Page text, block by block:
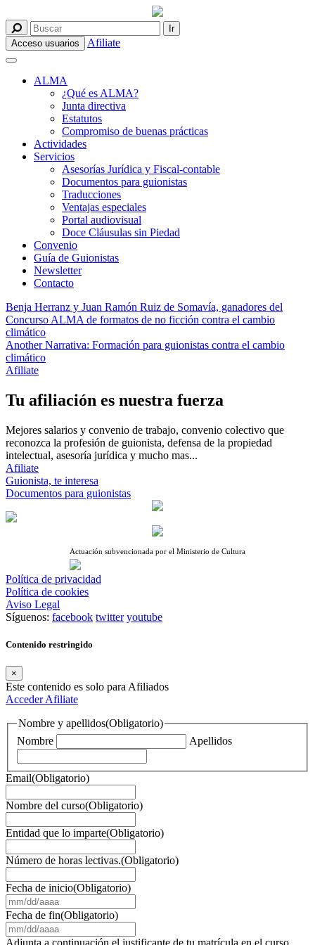
Acceso usuarios Afiliate
ALMA
¿Qué es ALMA?
Junta directiva
Estatutos
Compromiso de buenas prácticas
Actividades
Servicios
Asesorías Jurídica y Fiscal-contable
Documentos para guionistas
Traducciones
Ventajas especiales
Portal audiovisual
Doce Cláusulas sin Piedad
Convenio
Guía de Guionistas
Newsletter
Contacto
Benja Herranz y Juan Ramón Ruiz de Somavía, ganadores del
Concurso ALMA de formatos de no ficción contra el cambio
climático
Another Narrativa: Formación para guionistas contra el cambio
climático
Afiliate
Tu afiliación es nuestra fuerza
Mejores salarios y convenio de trabajo, convenio colectivo que
reconozca la profesión de guionista, defensa de la propiedad
intelectual, asesoría jurídica y mucho mas...
Afiliate
Guionista, te interesa
Documentos para guionistas
Actuación subvencionada por el Ministerio de Cultura
Política de privacidad
Política de cookies
Aviso Legal
Síguenos: facebook twitter youtube
Contenido restringido
×
Este contenido es solo para Afiliados
AccederAfiliate
Nombre y apellidos(Obligatorio)
Nombre
Apellidos
Email(Obligatorio)
Nombre del curso(Obligatorio)
Entidad que lo imparte(Obligatorio)
Número de horas lectivas.(Obligatorio)
Fecha de inicio(Obligatorio)
barra
DD
barra
Fecha de fin(Obligatorio)
barra
Adjunta a continuación el justificante de tu matrícula en el curso,